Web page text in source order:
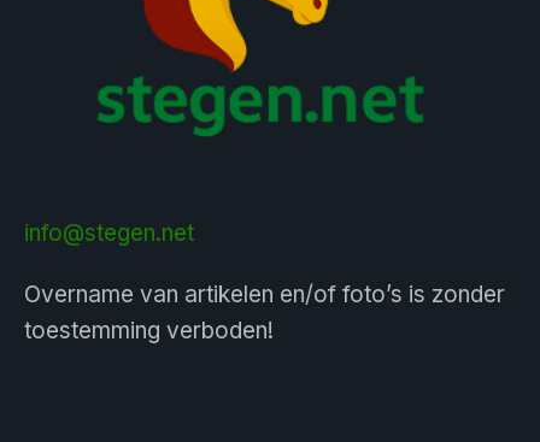
info@stegen.net
Overname van artikelen en/of foto’s is zonder
toestemming verboden!